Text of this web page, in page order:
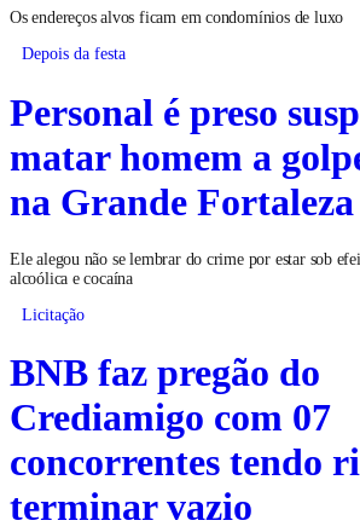
Os endereços alvos ficam em condomínios de luxo
Depois da festa
Personal é preso
matar homem a
na Grande Fortaleza
Ele alegou não se lembrar do crime por estar sob
alcoólica e cocaína
Licitação
BNB faz pregão do
Crediamigo com 07
concorrentes tendo
terminar vazio